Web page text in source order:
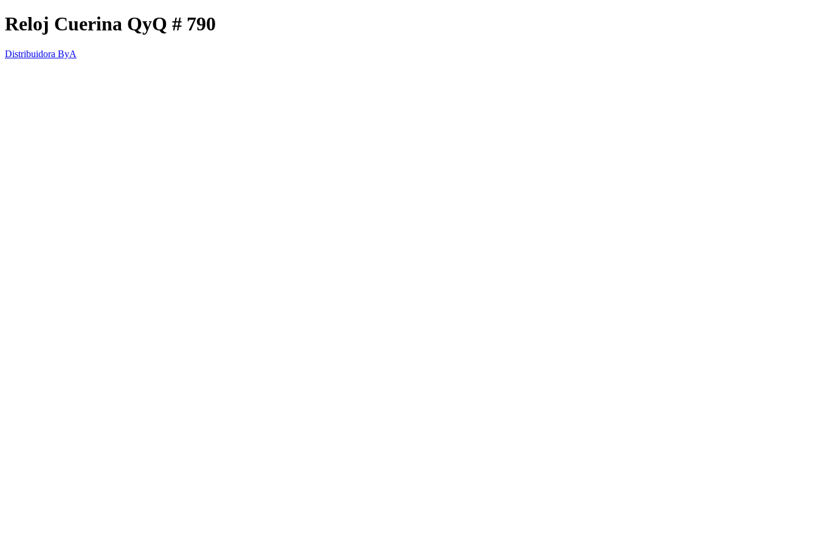
Reloj Cuerina QyQ # 790
Distribuidora ByA